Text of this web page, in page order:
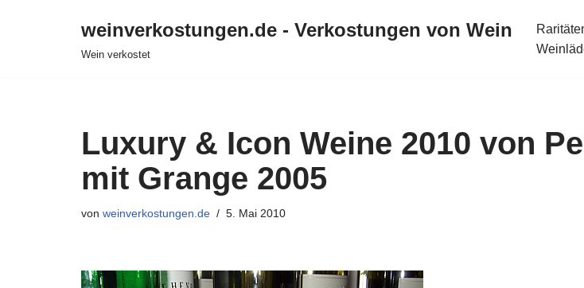
weinverkostungen.de - Verkostungen von Wein
Wein verkostet
Luxury & Icon Weine 2010 von
mit Grange 2005
von weinverkostungen.de 5. Mai 2010